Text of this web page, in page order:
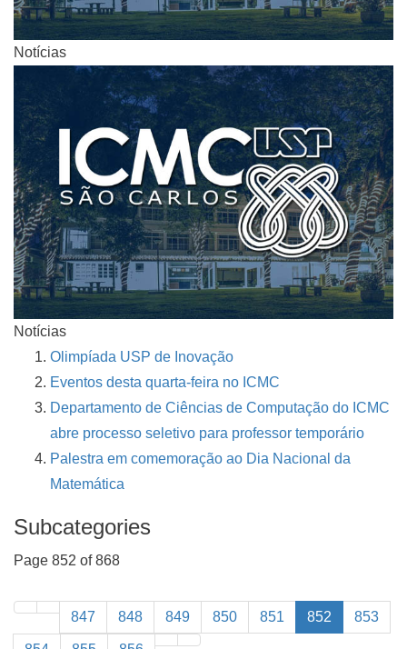
Notícias
Notícias
Olimpíada USP de Inovação
Eventos desta quarta-feira no ICMC
Departamento de Ciências de Computação do ICMC
abre processo seletivo para professor temporário
Palestra em comemoração ao Dia Nacional da
Matemática
Subcategories
Page 852 of 868
847 848 849 850 851 852 853